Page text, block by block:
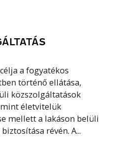
a fogyatékos
történő ellátása,
közszolgáltatások
életvitelük
mellett a lakáson belüli
révén. A...